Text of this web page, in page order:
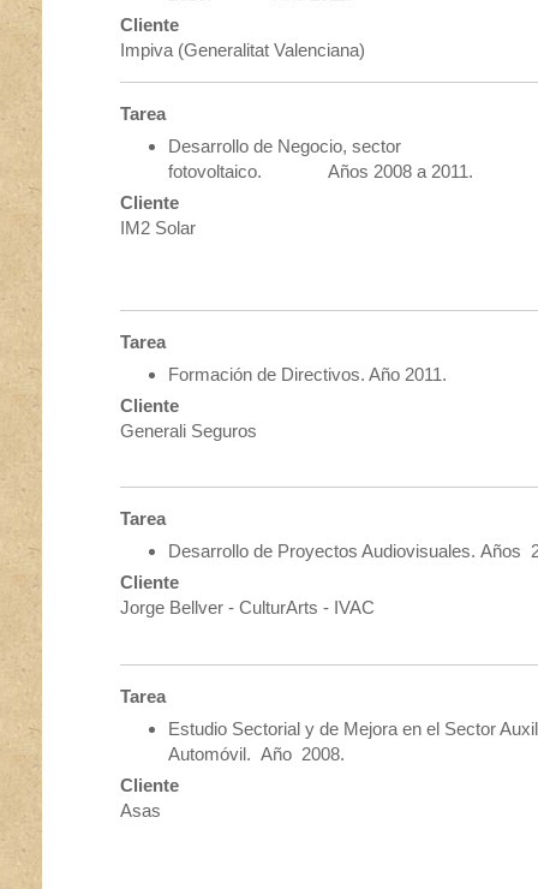
Cliente
Impiva (Generalitat Valenciana)
Tarea
Desarrollo de Negocio, sector
fotovoltaico. Años 2008 a 2011.
Cliente
IM2 Solar
Tarea
Formación de Directivos. Año 2011.
Cliente
Generali Seguros
Tarea
Desarrollo de Proyectos Audiovisuales. Años
Cliente
Jorge Bellver - CulturArts - IVAC
Tarea
Estudio Sectorial y de Mejora en el Sector
Automóvil. Año 2008.
Cliente
Asas